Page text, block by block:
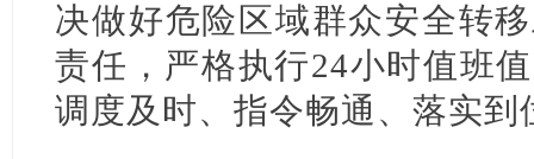
决做好危险区域群众安全转
责任，严格执行24小时值班
调度及时、指令畅通、落实到